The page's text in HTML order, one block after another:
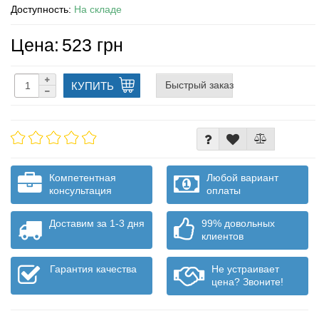
Доступность: На складе
Цена: 523 грн
КУПИТЬ Быстрый заказ
Компетентная
консультация
Любой вариант
оплаты
Доставим за 1-3 дня
99% довольных
клиентов
Гарантия качества
Не устраивает
цена? Звоните!